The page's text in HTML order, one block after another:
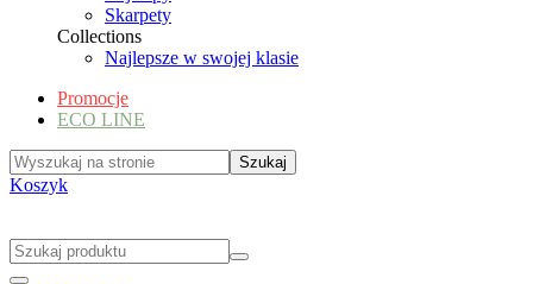
Skarpety
Collections
Najlepsze w swojej klasie
Promocje
ECO LINE
Koszyk